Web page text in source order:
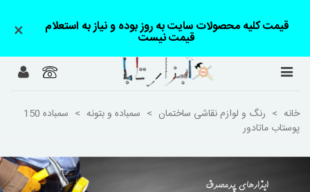
قیمت کلیه محصولات سایت به روز بوده و نیاز به استعلام
قیمت نیست ×
خانه > رنگ و لوازم نقاشی ساختمان > سمباده و بتونه >
سمباده 150
پوستاب ماتادور